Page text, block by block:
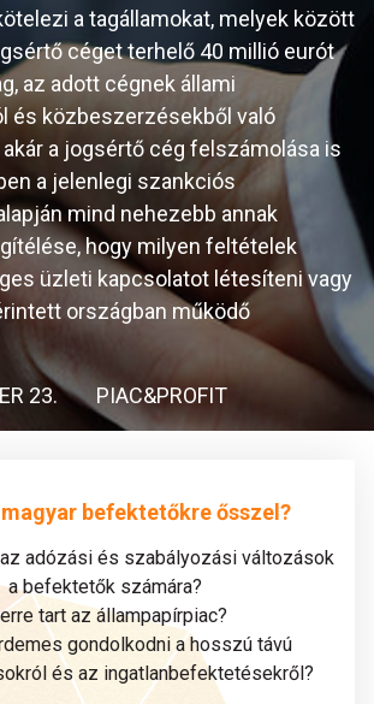
a tagállamokat, melyek között
céget terhelő 40 millió eurót
az adott cégnek állami
és közbeszerzésekből való
akár a jogsértő cég felszámolása is
a jelenlegi szankciós
mind nehezebb annak
hogy milyen feltételek
üzleti kapcsolatot létesíteni vagy
országban működő
23. PIAC&PROFIT
befektetőkre ősszel?
adózási és szabályozási változások
a befektetők számára?
tart az állampapírpiac?
gondolkodni a hosszú távú
és az ingatlanbefektetésekről?